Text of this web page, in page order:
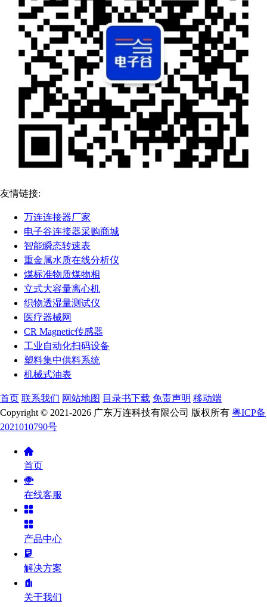
友情链接:
万连连接器厂家
电子谷连接器采购商城
智能瞬态转速表
重金属水质在线分析仪
煤标准物质煤物相
立式大容量离心机
织物透湿量测试仪
医疗器械网
CR Magnetic传感器
工业自动化扫码设备
塑料集中供料系统
机械式油表
首页 联系我们 网站地图 目录书下载 免责声明 移动端
Copyright © 2021-2026 广东万连科技有限公司 版权所有 粤ICP备
2021010790号
首页
在线客服
产品中心
解决方案
关于我们